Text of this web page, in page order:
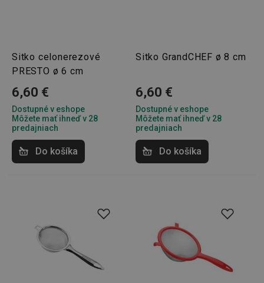
Sitko celonerezové
PRESTO ø 6 cm
6,60 €
Dostupné v eshope
Môžete mať ihneď v 28
predajniach
Do košíka
Sitko GrandCHEF ø 8 cm
6,60 €
Dostupné v eshope
Môžete mať ihneď v 28
predajniach
Do košíka